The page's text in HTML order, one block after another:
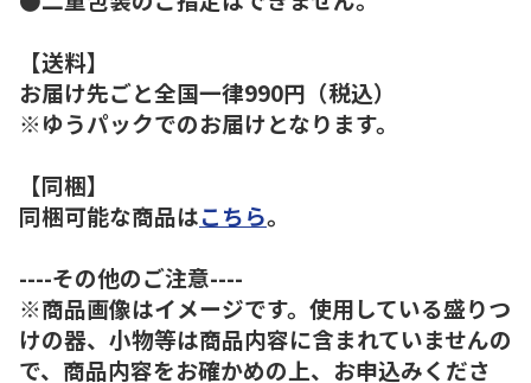
【送料】
お届け先ごと全国一律990円（税込）
※ゆうパックでのお届けとなります。
【同梱】
同梱可能な商品はこちら。
----その他のご注意----
※商品画像はイメージです。使用している盛りつ
けの器、小物等は商品内容に含まれていませんの
で、商品内容をお確かめの上、お申込みくださ